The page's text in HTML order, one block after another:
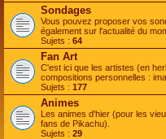
Sondages
Vous pouvez proposer vos
également sur l'actualité du
Sujets : 64
Fan Art
C'est ici que les artistes (en
compositions personnelles :
Sujets : 177
Animes
Les animes d'hier (pour les
fans de Pikachu).
Sujets : 29